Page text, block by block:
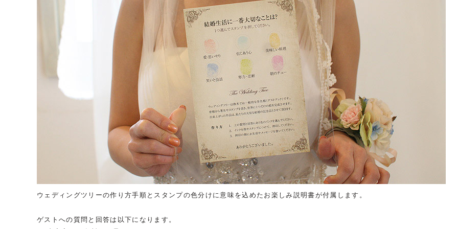
ウェディングツリーの作り方手順とスタンプの色分けに意味を込めたお楽しみ説明書が付属します。
ゲストへの質問と回答は以下になります。